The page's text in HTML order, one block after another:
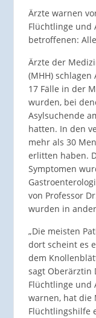
Ärzte warnen
Flüchtlinge und
betroffenen:
Ärzte der
(MHH)
17 Fälle in der
wurden, bei
Asylsuchende
hatten. In den
mehr als 30
erlitten haben.
Symptomen
von Professor
wurden in
„Die meisten
dort scheint es
dem
sagt Oberärztin
Flüchtlinge und
warnen, hat die
Flüchtlingshilfe